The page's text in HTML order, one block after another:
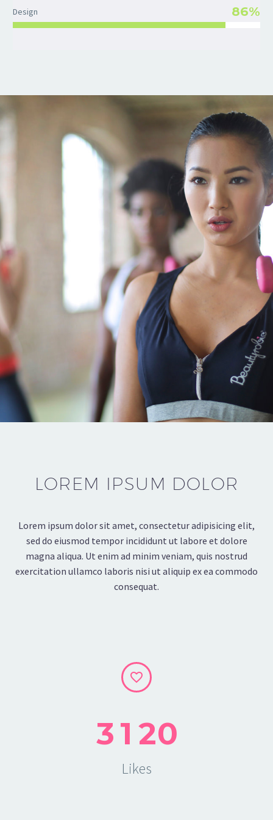
Design 86%
LOREM IPSUM DOLOR
Lorem ipsum dolor sit amet, consectetur adipisicing elit,
sed do eiusmod tempor incididunt ut labore et dolore
magna aliqua. Ut enim ad minim veniam, quis nostrud
exercitation ullamco laboris nisi ut aliquip ex ea commodo
consequat.


31 20
Likes